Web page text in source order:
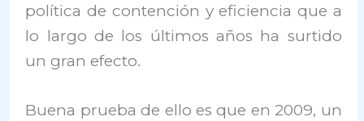
política de contención y eficiencia que a
lo largo de los últimos años ha surtido
un gran efecto.
Buena prueba de ello es que en 2009, un